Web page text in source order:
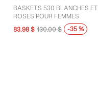
BASKETS 530 BLANCHES ET
ROSES POUR FEMMES
83,98 $ 130,00 $ -35 %